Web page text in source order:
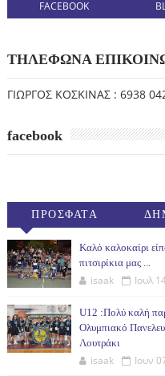
FACEBOOK
ΤΗΛΕΦΩΝΑ
ΓΙΩΡΓΟΣ ΚΟΣΚΙΝΑΣ : 6938
facebook
ΠΡΟΣΦΑΤΑ
Καλό καλοκαίρι
πιτσιρίκια μας ...
isaak Ιουλ
U12 :Πολύ καλή
Ολυμπιακό
Λουτράκι
isaak Ιουν